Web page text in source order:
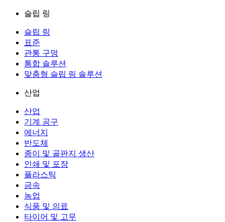
슬립 링
슬립 링
표준
관통 구멍
통합 솔루션
맞춤형 슬립 링 솔루션
산업
산업
기계 공구
에너지
반도체
종이 및 골판지 생산
인쇄 및 포장
플라스틱
금속
농업
식품 및 의료
타이어 및 고무